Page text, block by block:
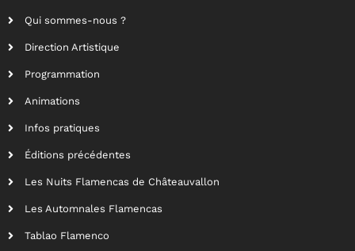
Qui sommes-nous ?
Direction Artistique
Programmation
Animations
Infos pratiques
Éditions précédentes
Les Nuits Flamencas de Châteauvallon
Les Automnales Flamencas
Tablao Flamenco